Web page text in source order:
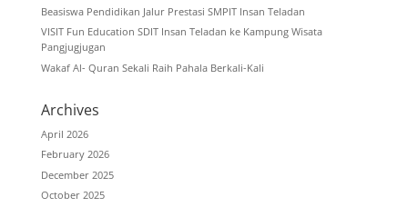
Beasiswa Pendidikan Jalur Prestasi SMPIT Insan Teladan
VISIT Fun Education SDIT Insan Teladan ke Kampung Wisata
Pangjugjugan
Wakaf Al- Quran Sekali Raih Pahala Berkali-Kali
Archives
April 2026
February 2026
December 2025
October 2025